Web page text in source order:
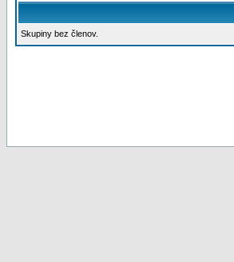
Skupiny bez členov.